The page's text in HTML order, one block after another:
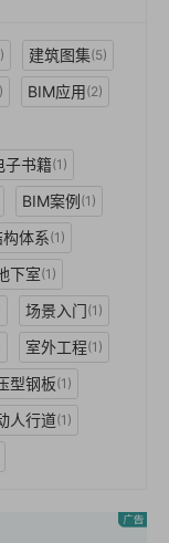
建筑图集(5)
BIM应用(2)
子书籍(1)
BIM案例(1)
构体系(1)
下室(1)
场景入门(1)
室外工程(1)
型钢板(1)
人行道(1)